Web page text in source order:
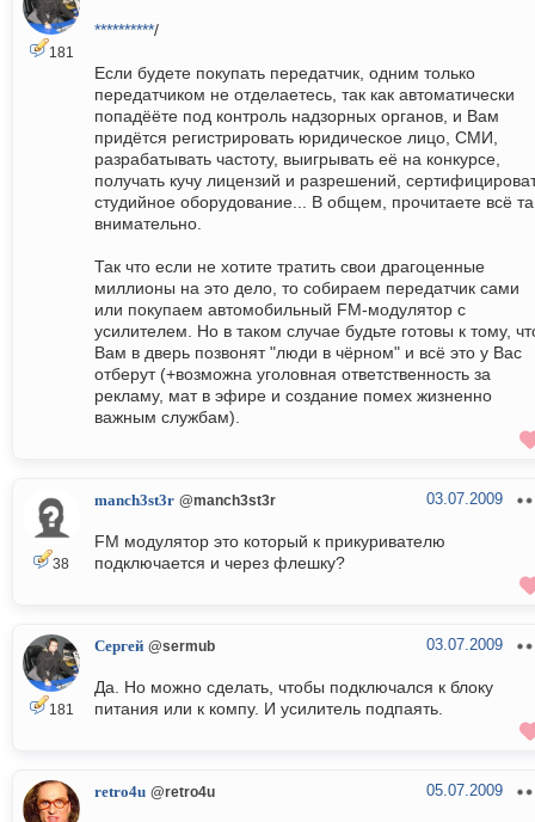
181
**********/
Если будете покупать передатчик, одним только
передатчиком не отделаетесь, так как автоматически
попадёёте под контроль надзорных органов, и Вам
придётся регистрировать юридическое лицо, СМИ,
разрабатывать частоту, выигрывать её на конкурсе,
получать кучу лицензий и разрешений,
студийное оборудование... В общем, прочитаете всё
внимательно.
Так что если не хотите тратить свои драгоценные
миллионы на это дело, то собираем передатчик сами
или покупаем автомобильный FM-модулятор с
усилителем. Но в таком случае будьте готовы к тому,
Вам в дверь позвонят "люди в чёрном" и всё это у Вас
отберут (+возможна уголовная ответственность за
рекламу, мат в эфире и создание помех жизненно
важным службам).
38
manch3st3r @manch3st3r 03.07.2009
FM модулятор это который к прикуривателю
подключается и через флешку?
181
Сергей @sermub 03.07.2009
Да. Но можно сделать, чтобы подключался к блоку
питания или к компу. И усилитель подпаять.
retro4u @retro4u 05.07.2009